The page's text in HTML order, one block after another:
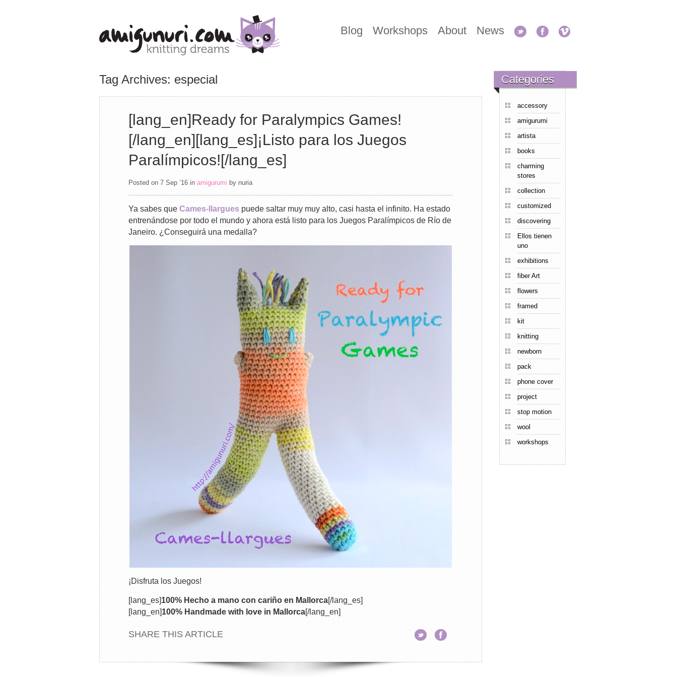
Blog Workshops About News
Tag Archives: especial
[lang_en]Ready for Paralympics Games!
[/lang_en][lang_es]¡Listo para los Juegos
Paralímpicos![/lang_es]
Posted on 7 Sep ’16 in amigurumi by nuria
Ya sabes que Cames-llargues puede saltar muy muy alto, casi hasta el infinito. Ha estado
entrenándose por todo el mundo y ahora está listo para los Juegos Paralímpicos de Río de
Janeiro. ¿Conseguirá una medalla?
¡Disfruta los Juegos!
[lang_es]100% Hecho a mano con cariño en Mallorca[/lang_es]
[lang_en]100% Handmade with love in Mallorca[/lang_en]
SHARE THIS ARTICLE
Categories
accessory
amigurumi
artista
books
charming
stores
collection
customized
discovering
Ellos tienen
uno
exhibitions
fiber Art
flowers
framed
kit
knitting
newborn
pack
phone cover
project
stop motion
wool
workshops